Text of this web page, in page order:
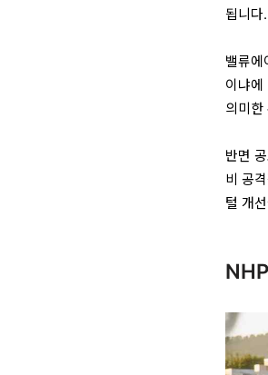
됩니다
밸류에
이냐에
의미한
반면
비 공
털 개